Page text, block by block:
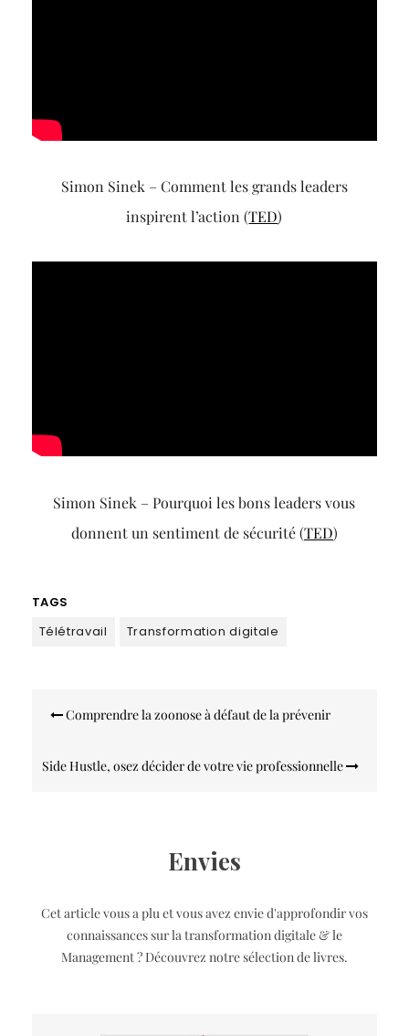
Simon Sinek – Comment les grands leaders
inspirent l’action (TED)
Simon Sinek – Pourquoi les bons leaders vous
donnent un sentiment de sécurité (TED)
TAGS
Télétravail
Transformation digitale
de Comprendre la zoonose à défaut de la prévenir
Side Hustle, osez décider de votre vie professionnelle
Envies
Cet article vous a plu et vous avez envie d'approfondir vos
connaissances sur la transformation digitale & le
Management ? Découvrez notre sélection de livres.